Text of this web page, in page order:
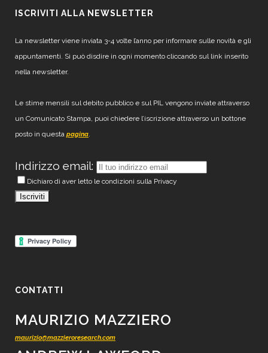
ISCRIVITI ALLA NEWSLETTER
La newsletter viene inviata 3-4 volte l’anno per informare sulle novità e gli
appuntamenti. Si può disdire in ogni momento cliccando sul link inserito
nella newsletter.
Le stime mensili sul debito pubblico e sul PIL vengono inviate attraverso
un Comunicato Stampa, puoi chiedere l’iscrizione attraverso un bottone
posto in questa pagina.
Indirizzo email:
Dichiaro di aver letto le condizioni sulla Privacy
CONTATTI
MAURIZIO MAZZIERO
maurizio@mazzieroresearch.com